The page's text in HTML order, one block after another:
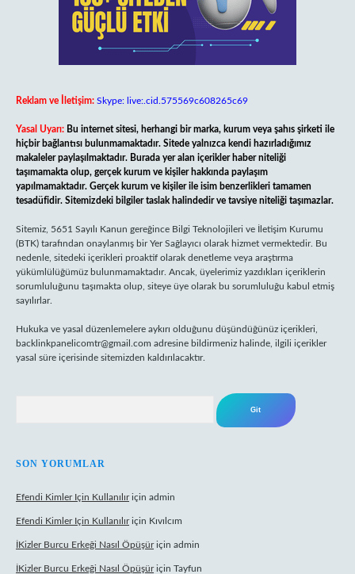
Reklam ve İletişim: Skype: live:.cid.575569c608265c69
Yasal Uyarı: Bu internet sitesi, herhangi bir marka, kurum veya şahıs şirketi ile
hiçbir bağlantısı bulunmamaktadır. Sitede yalnızca kendi hazırladığımız
makaleler paylaşılmaktadır. Burada yer alan içerikler haber niteliği
taşımamakta olup, gerçek kurum ve kişiler hakkında paylaşım
yapılmamaktadır. Gerçek kurum ve kişiler ile isim benzerlikleri tamamen
tesadüfidir. Sitemizdeki bilgiler taslak halindedir ve tavsiye niteliği taşımazlar.
Sitemiz, 5651 Sayılı Kanun gereğince Bilgi Teknolojileri ve İletişim Kurumu
(BTK) tarafından onaylanmış bir Yer Sağlayıcı olarak hizmet vermektedir. Bu
nedenle, sitedeki içerikleri proaktif olarak denetleme veya araştırma
yükümlülüğümüz bulunmamaktadır. Ancak, üyelerimiz yazdıkları içeriklerin
sorumluluğunu taşımakta olup, siteye üye olarak bu sorumluluğu kabul etmiş
sayılırlar.
Hukuka ve yasal düzenlemelere aykırı olduğunu düşündüğünüz içerikleri,
backlinkpanelicomtr@gmail.com adresine bildirmeniz halinde, ilgili içerikler
yasal süre içerisinde sitemizden kaldırılacaktır.
SON YORUMLAR
Efendi Kimler Için Kullanılıriçin admin
Efendi Kimler Için Kullanılıriçin Kıvılcım
İKizler Burcu Erkeği Nasıl Öpüşüriçin admin
İKizler Burcu Erkeği Nasıl Öpüşüriçin Tayfun